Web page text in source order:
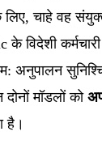
लिए, चाहे वह
विदेशी
अनुपालन
मॉडलों को
है।